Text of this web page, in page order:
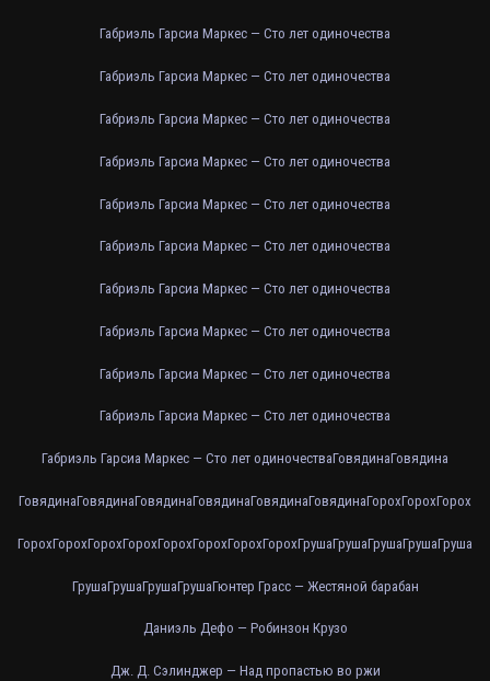
Габриэль Гарсиа Маркес — Сто лет одиночества
Габриэль Гарсиа Маркес — Сто лет одиночества
Габриэль Гарсиа Маркес — Сто лет одиночества
Габриэль Гарсиа Маркес — Сто лет одиночества
Габриэль Гарсиа Маркес — Сто лет одиночества
Габриэль Гарсиа Маркес — Сто лет одиночества
Габриэль Гарсиа Маркес — Сто лет одиночества
Габриэль Гарсиа Маркес — Сто лет одиночества
Габриэль Гарсиа Маркес — Сто лет одиночества
Габриэль Гарсиа Маркес — Сто лет одиночества
Габриэль Гарсиа Маркес — Сто лет одиночестваГовядинаГовядина
ГовядинаГовядинаГовядинаГовядинаГовядинаГовядинаГорохГорохГорох
ГорохГорохГорохГорохГорохГорохГорохГорохГрушаГрушаГрушаГрушаГруша
ГрушаГрушаГрушаГрушаГюнтер Грасс — Жестяной барабан
Даниэль Дефо — Робинзон Крузо
Дж. Д. Сэлинджер — Над пропастью во ржи